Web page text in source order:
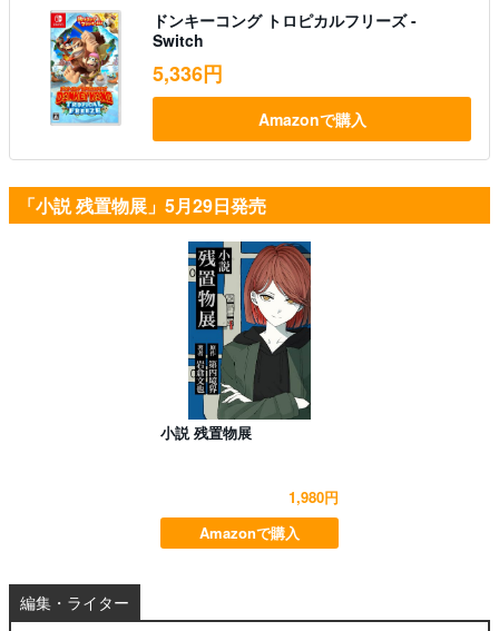
ドンキーコング トロピカルフリーズ -
Switch
5,336円
Amazonで購入
「小説 残置物展」5月29日発売
小説 残置物展
1,980円
Amazonで購入
編集・ライター